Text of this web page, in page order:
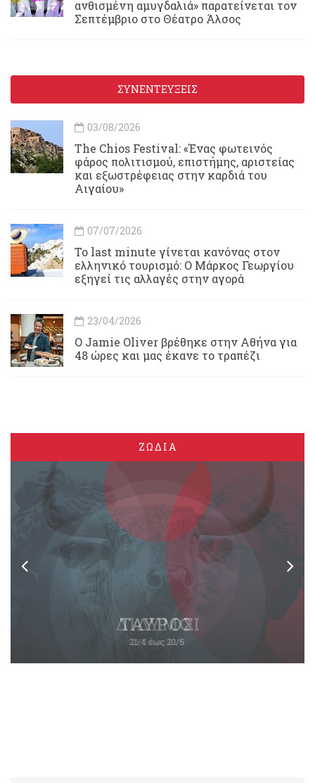
ανθισμένη αμυγδαλιά» παρατείνεται τον
Σεπτέμβριο στο Θέατρο Άλσος
ΣΥΝΕΝΤΕΥΞΕΙΣ
03/08/2026
Τhe Chios Festival: «Ένας φωτεινός
φάρος πολιτισμού, επιστήμης, αριστείας
και εξωστρέφειας στην καρδιά του
Αιγαίου»
07/07/2026
Το last minute γίνεται κανόνας στον
ελληνικό τουρισμό: Ο Μάρκος Γεωργίου
εξηγεί τις αλλαγές στην αγορά
23/04/2026
Ο Jamie Oliver βρέθηκε στην Αθήνα για
48 ώρες και μας έκανε το τραπέζι
ΖΩΔΙΑ